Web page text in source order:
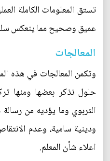
تستق المعلومات الكاملة
عميق وصحيح مما ينعكس
المعالجات
وتكمن المعالجات في هذه
حلول نذكر بعضها ومنها
التربوي وما يؤديه من
ودينية سامية، وعدم
اعلاء شأن المعلم.